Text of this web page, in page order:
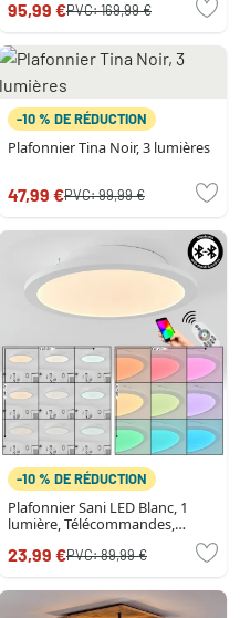
95,99 €PVC:169,99 €
-10 % DE RÉDUCTION
Plafonnier Tina Noir, 3 lumières
47,99 €PVC:99,99 €
-10 % DE RÉDUCTION
Plafonnier Sani LED Blanc, 1
lumière, Télécommandes,
23,99 €PVC:89,99 €